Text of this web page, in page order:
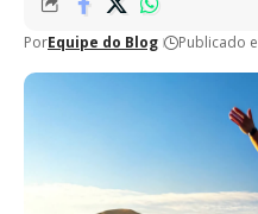
PorEquipe do Blog Publicado